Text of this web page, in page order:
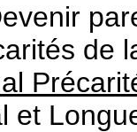
de
et